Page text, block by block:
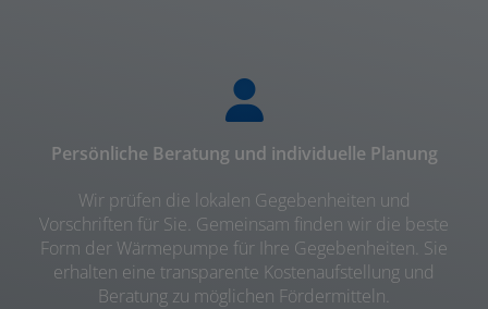
Persönliche Beratung und individuelle Planung
Wir prüfen die lokalen Gegebenheiten und
Vorschriften für Sie. Gemeinsam finden wir die beste
Form der Wärmepumpe für Ihre Gegebenheiten. Sie
erhalten eine transparente Kostenaufstellung und
Beratung zu möglichen Fördermitteln.